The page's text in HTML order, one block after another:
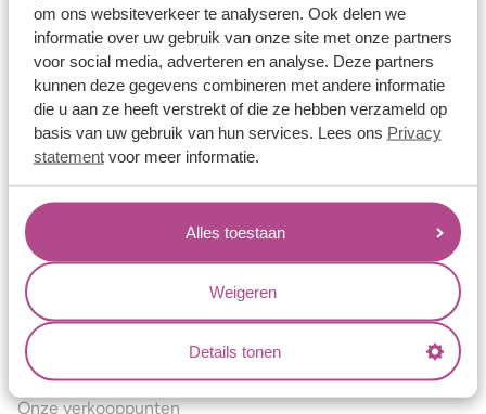
om ons websiteverkeer te analyseren. Ook delen we
informatie over uw gebruik van onze site met onze partners
voor social media, adverteren en analyse. Deze partners
kunnen deze gegevens combineren met andere informatie
die u aan ze heeft verstrekt of die ze hebben verzameld op
basis van uw gebruik van hun services. Lees ons Privacy
statementvoor meer informatie.
Alles toestaan
Weigeren
Details tonen
Over ons
Aller Spanninga
Historie
Certificaten
Blogs
Jouw voordelen
Conflictvrije Materialen
Oneindig veel mogelijkheden
Kwaliteit
Juweliers & Contact
Onze verkooppunten